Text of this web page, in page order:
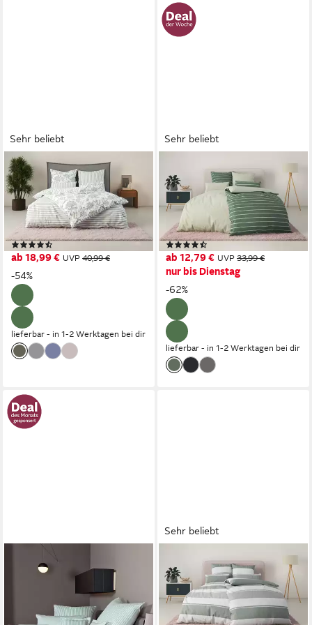
Sehr beliebt
OTTO HOME
Bettwäsche Nordby,
Renforcé, 2 teilig, Bettwäsche
aus Baumwolle,
skandinavisches Design, ab
Größe 135x200 cm
ab 18,99 € UVP 40,99 €
-54%
lieferbar - in 1-2 Werktagen bei dir
Sehr beliebt
Bettwäsche Katja, Linon, 2
teilig, Bettwäsche aus
Baumwolle, Bettwäsche mit
Streifen-Design, Wendeoptik
ab 12,79 € UVP 33,99 €
nur bis Dienstag
-62%
lieferbar - in 1-2 Werktagen bei dir
Wendebettwäsche
modernclassic 3912, 100%
Baumwolle, Mako-Satin, 2
Sehr beliebt
OTTO HOME
Bettwäsche Yonne, Renforcé,
2 teilig, in frischen Farben,
gestreifte Bettwäsche, ab Gr.